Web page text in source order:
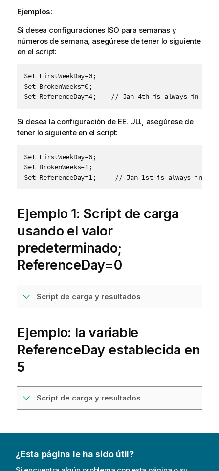
Ejemplos:
Si desea configuraciones ISO para semanas y
números de semana, asegúrese de tener lo siguiente
en el script:
Set FirstWeekDay=0;
Set BrokenWeeks=0;
Set ReferenceDay=4;    // Jan 4th is always in
Si desea la configuración de EE. UU., asegúrese de
tener lo siguiente en el script:
Set FirstWeekDay=6;
Set BrokenWeeks=1;
Set ReferenceDay=1;     // Jan 1st is always in
Ejemplo 1: Script de carga
usando el valor
predeterminado;
ReferenceDay=0
Script de carga y resultados
Ejemplo: la variable
ReferenceDay establecida en
5
Script de carga y resultados
¿Esta página le ha sido útil?